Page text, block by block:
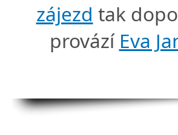
zájezd tak
provází Eva